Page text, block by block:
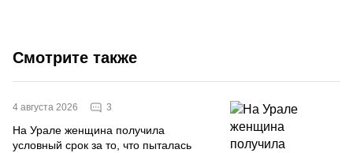
Смотрите также
4 августа 2026 3
На Урале женщина получила
условный срок за то, что пыталась